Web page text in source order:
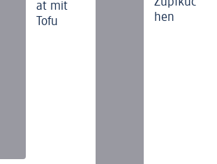
at mit
Tofu
hen